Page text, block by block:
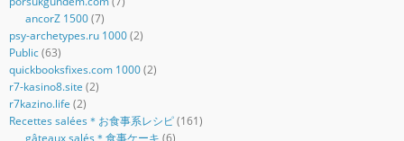
ancorZ 1500(7)
psy-archetypes.ru 1000(2)
Public(63)
quickbooksfixes.com 1000(2)
r7-kasino8.site (2)
r7kazino.life (2)
Recettes salées＊お食事系レシピ(161)